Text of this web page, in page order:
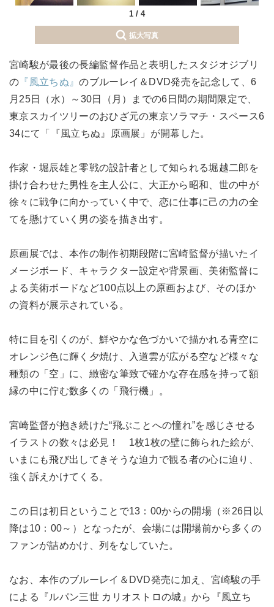
1 / 4
拡大写真
宮崎駿が最後の長編監督作品と表明したスタジオジブリ
の 『風立ちぬ』のブルーレイ＆DVD発売を記念して、6
月25日（水）～30日（月）までの6日間の期間限定で、
東京スカイツリーのおひざ元の東京ソラマチ・スペース6
34にて「『風立ちぬ』原画展」が開幕した。
作家・堀辰雄と零戦の設計者として知られる堀越二郎を
掛け合わせた男性を主人公に、大正から昭和、世の中が
徐々に戦争に向かっていく中で、恋に仕事に己の力の全
てを懸けていく男の姿を描き出す。
原画展では、本作の制作初期段階に宮崎監督が描いたイ
メージボード、キャラクター設定や背景画、美術監督に
よる美術ボードなど100点以上の原画および、そのほか
の資料が展示されている。
特に目を引くのが、鮮やかな色づかいで描かれる青空に
オレンジ色に輝く夕焼け、入道雲が広がる空など様々な
種類の「空」に、緻密な筆致で確かな存在感を持って額
縁の中に佇む数多くの「飛行機」。
宮崎監督が抱き続けた“飛ぶことへの憧れ”を感じさせる
イラストの数々は必見！ 1枚1枚の壁に飾られた絵が、
いまにも飛び出してきそうな迫力で観る者の心に迫り、
強く訴えかけてくる。
この日は初日ということで13：00からの開場（※26日以
降は10：00～）となったが、会場には開場前から多くの
ファンが詰めかけ、列をなしていた。
なお、本作のブルーレイ＆DVD発売に加え、宮崎駿の手
による『ルパン三世 カリオストロの城』から『風立ち